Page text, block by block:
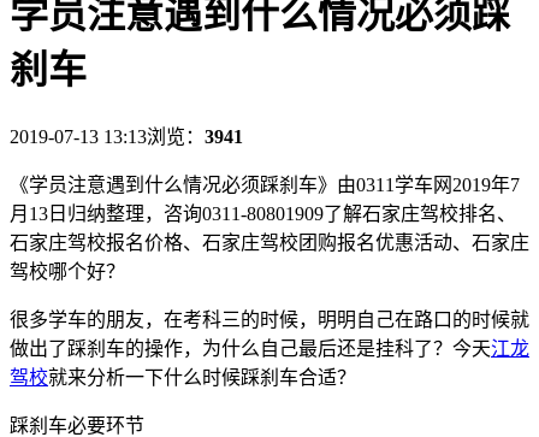
学员注意遇到什么情况必须踩
刹车
2019-07-13 13:13浏览： 3941
《学员注意遇到什么情况必须踩刹车》由0311 学车网2019年7
月13日归纳整理，咨询0311-80801909了解石家庄驾校排名、
石家庄驾校报名价格、石家庄驾校团购报名优惠活动、石家庄
驾校哪个好？
很多学车的朋友，在考科三的时候，明明自己在路口的时候就
做出了踩刹车的操作，为什么自己最后还是挂科了？今天江龙
驾校就来分析一下什么时候踩刹车合适？
踩刹车必要环节